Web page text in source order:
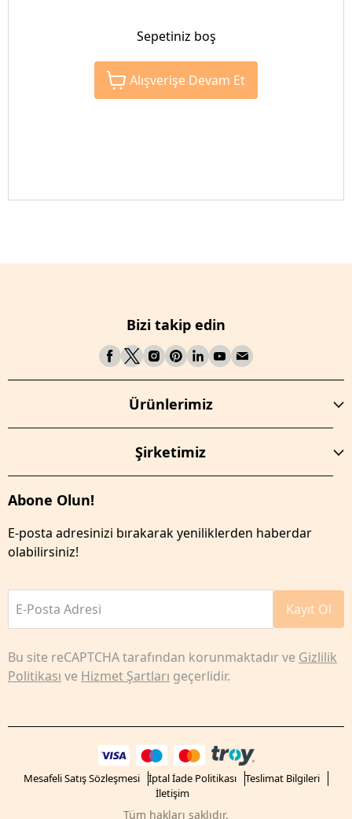
Sepetiniz boş
Alışverişe Devam Et
Bizi takip edin
Ürünlerimiz
Şirketimiz
Abone Olun!
E-posta adresinizi bırakarak yeniliklerden haberdar
olabilirsiniz!
E-Posta Adresi Kayıt Ol
Bu site reCAPTCHA tarafından korunmaktadır ve Gizlilik
Politikası ve Hizmet Şartları geçerlidir.
Mesafeli Satış Sözleşmesi İptal İade Politikası
Teslimat Bilgileri
İletişim
Tüm hakları saklıdır.